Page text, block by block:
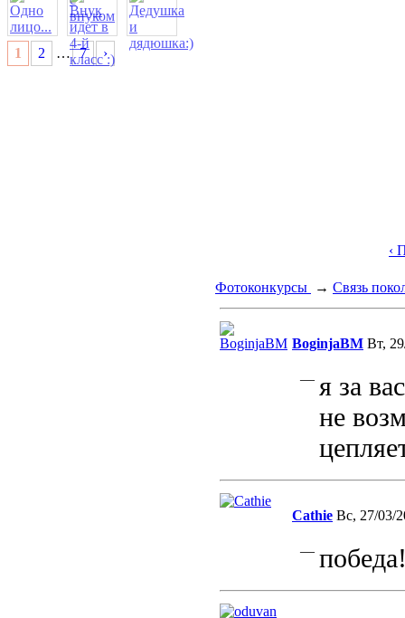
‹
Фотоконкурсы → Связь
BoginjaBM Вт,
— я за
не
Cathie Вс, 27/03/
—
1 2 … 7 ›